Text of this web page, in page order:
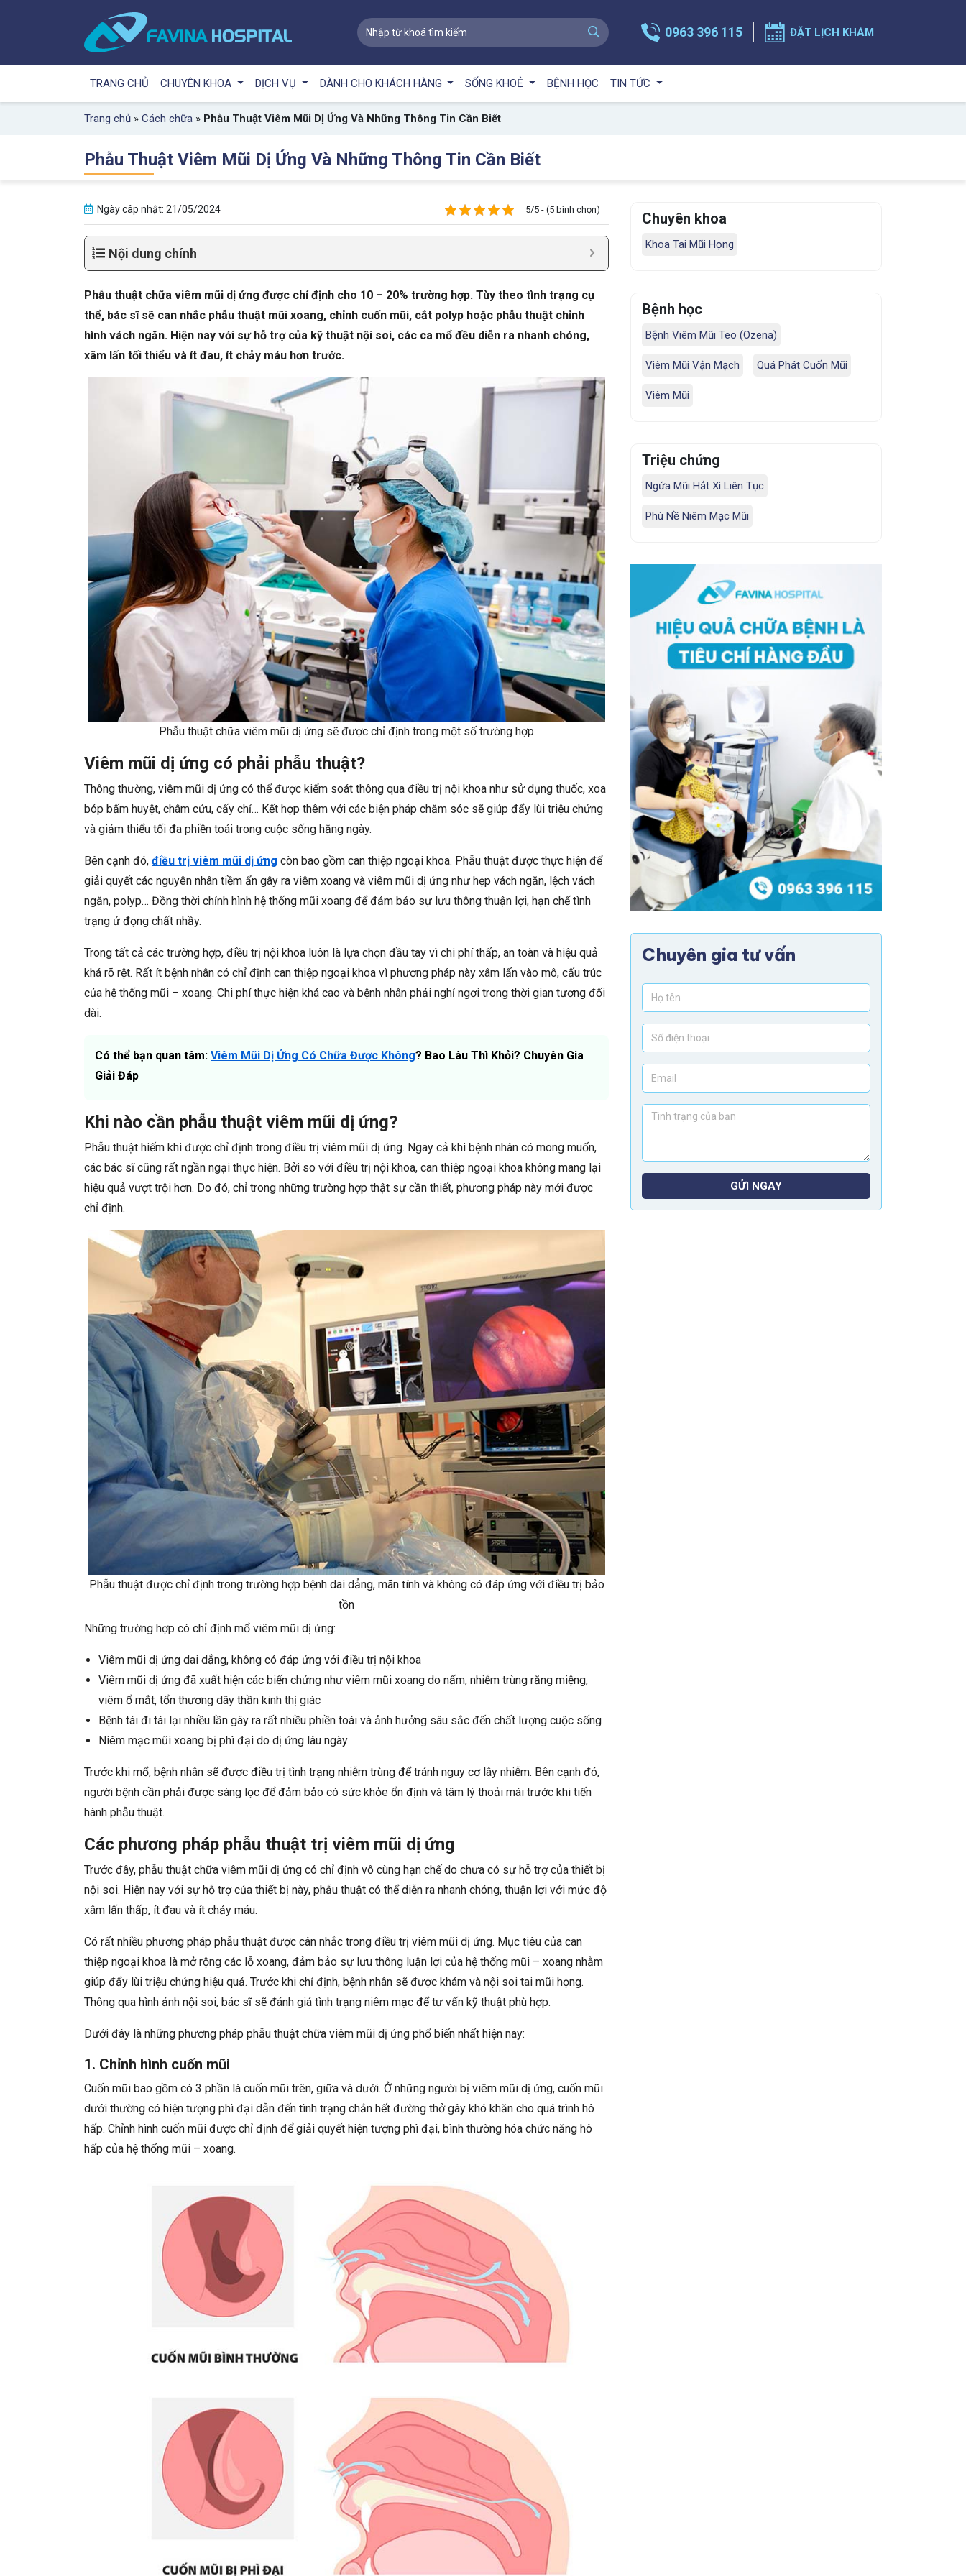
0963 396 115 ĐẶT LỊCH KHÁM
TRANG CHỦ CHUYÊN KHOA DỊCH VỤ DÀNH CHO KHÁCH HÀNG SỐNG KHOẺ BỆNH HỌC TIN TỨC
Trang chủ » Cách chữa » Phẫu Thuật Viêm Mũi Dị Ứng Và Những Thông Tin Cần Biết
Phẫu Thuật Viêm Mũi Dị Ứng Và Những Thông Tin Cần Biết
Ngày câp nhật: 21/05/2024 5/5 - (5 bình chọn)
Nội dung chính
Phẫu thuật chữa viêm mũi dị ứng được chỉ định cho 10 – 20% trường hợp. Tùy theo tình trạng cụ
thể, bác sĩ sẽ can nhắc phẫu thuật mũi xoang, chỉnh cuốn mũi, cắt polyp hoặc phẫu thuật chỉnh
hình vách ngăn. Hiện nay với sự hỗ trợ của kỹ thuật nội soi, các ca mổ đều diễn ra nhanh chóng,
xâm lấn tối thiểu và ít đau, ít chảy máu hơn trước.
Phẫu thuật chữa viêm mũi dị ứng sẽ được chỉ định trong một số trường hợp
Viêm mũi dị ứng có phải phẫu thuật?
Thông thường, viêm mũi dị ứng có thể được kiểm soát thông qua điều trị nội khoa như sử dụng thuốc, xoa
bóp bấm huyệt, châm cứu, cấy chỉ… Kết hợp thêm với các biện pháp chăm sóc sẽ giúp đẩy lùi triệu chứng
và giảm thiểu tối đa phiền toái trong cuộc sống hằng ngày.
Bên cạnh đó, điều trị viêm mũi dị ứng còn bao gồm can thiệp ngoại khoa. Phẫu thuật được thực hiện để
giải quyết các nguyên nhân tiềm ẩn gây ra viêm xoang và viêm mũi dị ứng như hẹp vách ngăn, lệch vách
ngăn, polyp… Đồng thời chỉnh hình hệ thống mũi xoang để đảm bảo sự lưu thông thuận lợi, hạn chế tình
trạng ứ đọng chất nhầy.
Trong tất cả các trường hợp, điều trị nội khoa luôn là lựa chọn đầu tay vì chi phí thấp, an toàn và hiệu quả
khá rõ rệt. Rất ít bệnh nhân có chỉ định can thiệp ngoại khoa vì phương pháp này xâm lấn vào mô, cấu trúc
của hệ thống mũi – xoang. Chi phí thực hiện khá cao và bệnh nhân phải nghỉ ngơi trong thời gian tương đối
dài.
Có thể bạn quan tâm: Viêm Mũi Dị Ứng Có Chữa Được Không? Bao Lâu Thì Khỏi? Chuyên Gia
Giải Đáp
Khi nào cần phẫu thuật viêm mũi dị ứng?
Phẫu thuật hiếm khi được chỉ định trong điều trị viêm mũi dị ứng. Ngay cả khi bệnh nhân có mong muốn,
các bác sĩ cũng rất ngần ngại thực hiện. Bởi so với điều trị nội khoa, can thiệp ngoại khoa không mang lại
hiệu quả vượt trội hơn. Do đó, chỉ trong những trường hợp thật sự cần thiết, phương pháp này mới được
chỉ định.
Phẫu thuật được chỉ định trong trường hợp bệnh dai dẳng, mãn tính và không có đáp ứng với điều trị bảo
tồn
Những trường hợp có chỉ định mổ viêm mũi dị ứng:
Viêm mũi dị ứng dai dẳng, không có đáp ứng với điều trị nội khoa
Viêm mũi dị ứng đã xuất hiện các biến chứng như viêm mũi xoang do nấm, nhiễm trùng răng miệng,
viêm ổ mắt, tổn thương dây thần kinh thị giác
Bệnh tái đi tái lại nhiều lần gây ra rất nhiều phiền toái và ảnh hưởng sâu sắc đến chất lượng cuộc sống
Niêm mạc mũi xoang bị phì đại do dị ứng lâu ngày
Trước khi mổ, bệnh nhân sẽ được điều trị tình trạng nhiễm trùng để tránh nguy cơ lây nhiễm. Bên cạnh đó,
người bệnh cần phải được sàng lọc để đảm bảo có sức khỏe ổn định và tâm lý thoải mái trước khi tiến
hành phẫu thuật.
Các phương pháp phẫu thuật trị viêm mũi dị ứng
Trước đây, phẫu thuật chữa viêm mũi dị ứng có chỉ định vô cùng hạn chế do chưa có sự hỗ trợ của thiết bị
nội soi. Hiện nay với sự hỗ trợ của thiết bị này, phẫu thuật có thể diễn ra nhanh chóng, thuận lợi với mức độ
xâm lấn thấp, ít đau và ít chảy máu.
Có rất nhiều phương pháp phẫu thuật được cân nhắc trong điều trị viêm mũi dị ứng. Mục tiêu của can
thiệp ngoại khoa là mở rộng các lỗ xoang, đảm bảo sự lưu thông luận lợi của hệ thống mũi – xoang nhằm
giúp đẩy lùi triệu chứng hiệu quả. Trước khi chỉ định, bệnh nhân sẽ được khám và nội soi tai mũi họng.
Thông qua hình ảnh nội soi, bác sĩ sẽ đánh giá tình trạng niêm mạc để tư vấn kỹ thuật phù hợp.
Dưới đây là những phương pháp phẫu thuật chữa viêm mũi dị ứng phổ biến nhất hiện nay:
1. Chỉnh hình cuốn mũi
Cuốn mũi bao gồm có 3 phần là cuốn mũi trên, giữa và dưới. Ở những người bị viêm mũi dị ứng, cuốn mũi
dưới thường có hiện tượng phì đại dẫn đến tình trạng chắn hết đường thở gây khó khăn cho quá trình hô
hấp. Chỉnh hình cuốn mũi được chỉ định để giải quyết hiện tượng phì đại, bình thường hóa chức năng hô
hấp của hệ thống mũi – xoang.
Chuyên khoa
Khoa Tai Mũi Họng
Bệnh học
Bệnh Viêm Mũi Teo (Ozena)
Viêm Mũi Vận Mạch Quá Phát Cuốn Mũi
Viêm Mũi
Triệu chứng
Ngứa Mũi Hắt Xì Liên Tục
Phù Nề Niêm Mạc Mũi
Chuyên gia tư vấn
GỬI NGAY